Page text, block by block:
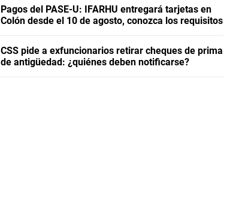
Pagos del PASE-U: IFARHU entregará tarjetas en
Colón desde el 10 de agosto, conozca los requisitos
CSS pide a exfuncionarios retirar cheques de prima
de antigüedad: ¿quiénes deben notificarse?